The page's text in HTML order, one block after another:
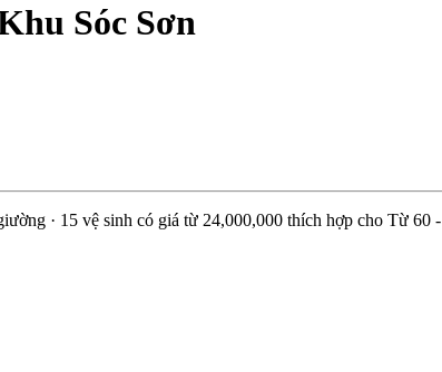
Sóc Sơn
· 15 vệ sinh có giá từ 24,000,000 thích hợp cho Từ 60 -